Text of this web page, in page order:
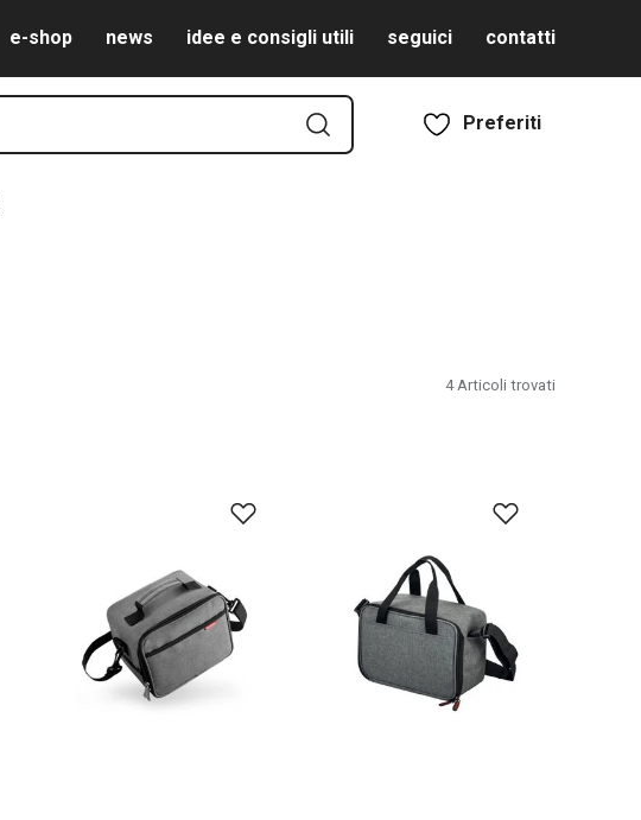
e-shop news idee e consigli utili seguici contatti
Preferiti
4Articoli trovati